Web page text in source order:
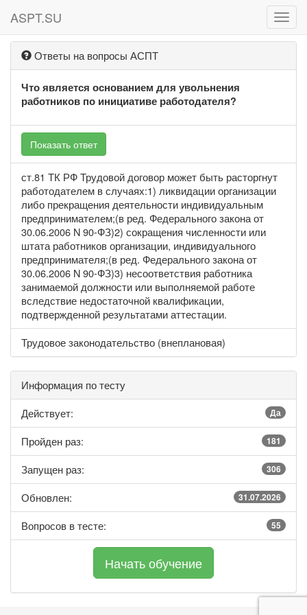
ASPT.SU
Ответы на вопросы АСПТ
Что является основанием для увольнения
работников по инициативе работодателя?
Показать ответ
ст.81 ТК РФ Трудовой договор может быть расторгнут
работодателем в случаях:1) ликвидации организации
либо прекращения деятельности индивидуальным
предпринимателем;(в ред. Федерального закона от
30.06.2006 N 90-ФЗ)2) сокращения численности или
штата работников организации, индивидуального
предпринимателя;(в ред. Федерального закона от
30.06.2006 N 90-ФЗ)3) несоответствия работника
занимаемой должности или выполняемой работе
вследствие недостаточной квалификации,
подтвержденной результатами аттестации.
Трудовое законодательство (внеплановая)
Информация по тесту
Действует:
Да
Пройден раз: 181
Запущен раз: 306
Обновлен: 31.07.2026
Вопросов в тесте: 55